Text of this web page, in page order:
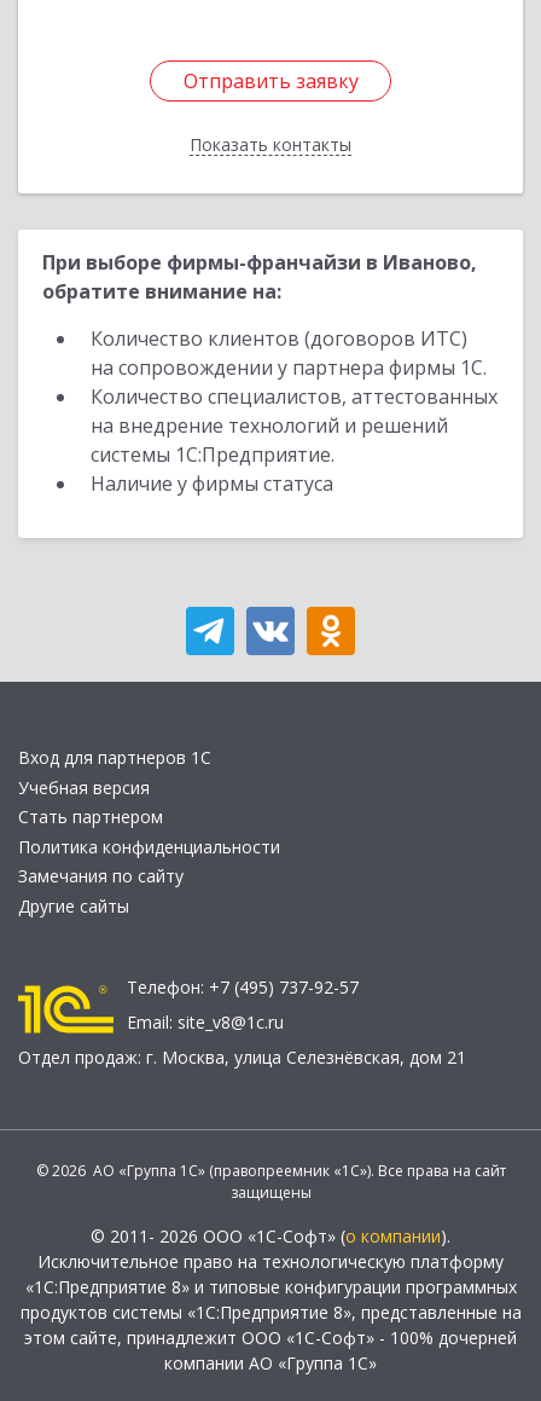
Отправить заявку
Показать контакты
Отправить заявку
Назад
При выборе фирмы-франчайзи в Иваново,
обратите внимание на:
Количество клиентов (договоров ИТС)
на сопровождении у партнера фирмы 1С.
Количество специалистов, аттестованных
на внедрение технологий и решений
системы 1С:Предприятие.
Наличие у фирмы статуса
Вход для партнеров 1С
Учебная версия
Стать партнером
Политика конфиденциальности
Замечания по сайту
Другие сайты
Телефон: +7 (495) 737-92-57
Email: site_v8@1c.ru
Отдел продаж: г. Москва, улица Селезнёвская, дом 21
© 2026 АО «Группа 1С» (правопреемник «1С»). Все права на сайт
защищены
© 2011- 2026 ООО «1С-Софт» (о компании).
Исключительное право на технологическую платформу
«1С:Предприятие 8» и типовые конфигурации программных
продуктов системы «1С:Предприятие 8», представленные на
этом сайте, принадлежит ООО «1С-Софт» - 100% дочерней
компании АО «Группа 1С»